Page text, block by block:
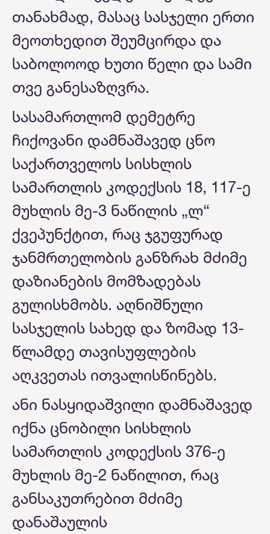
თანახმად, მასაც სასჯელი ერთი
მეოთხედით შეუმცირდა და
საბოლოოდ ხუთი წელი და სამი
თვე განესაზღვრა.
სასამართლომ დემეტრე
ჩიქოვანი დამნაშავედ ცნო
საქართველოს სისხლის
სამართლის კოდექსის 18, 117-ე
მუხლის მე-3 ნაწილის „ლ“
ქვეპუნქტით, რაც ჯგუფურად
ჯანმრთელობის განზრახ მძიმე
დაზიანების მომზადებას
გულისხმობს. აღნიშნული
სასჯელის სახედ და ზომად 13-
წლამდე თავისუფლების
აღკვეთას ითვალისწინებს.
ანი ნასყიდაშვილი დამნაშავედ
იქნა ცნობილი სისხლის
სამართლის კოდექსის 376-ე
მუხლის მე-2 ნაწილით, რაც
განსაკუთრებით მძიმე
დანაშაულის